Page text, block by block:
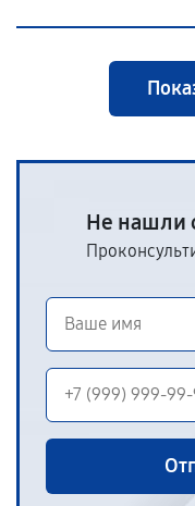
Не нашли